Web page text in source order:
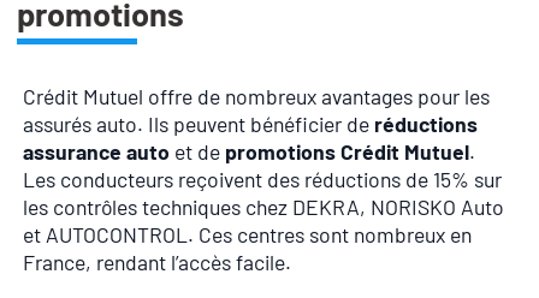
promotions
Crédit Mutuel offre de nombreux avantages pour les
assurés auto. Ils peuvent bénéficier de réductions
assurance auto et de promotions Crédit Mutuel.
Les conducteurs reçoivent des réductions de 15% sur
les contrôles techniques chez DEKRA, NORISKO Auto
et AUTOCONTROL. Ces centres sont nombreux en
France, rendant l’accès facile.